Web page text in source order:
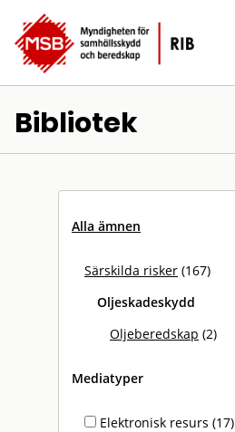
Bibliotek
Alla ämnen
Särskilda risker (167)
Oljeskadeskydd
Oljeberedskap (2)
Mediatyper
Elektronisk resurs (17)